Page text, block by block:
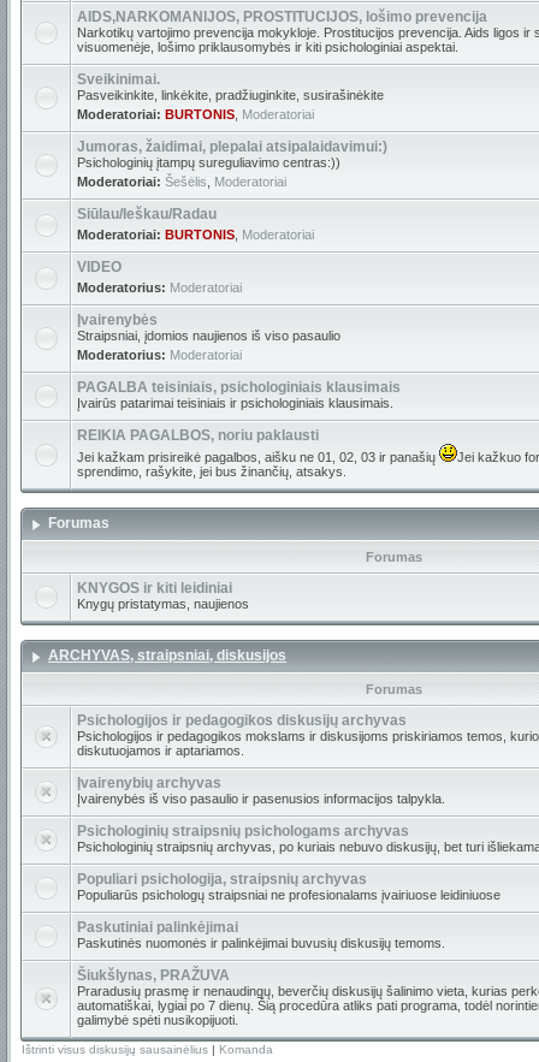
AIDS,NARKOMANIJOS, PROSTITUCIJOS, lošimo prevencija
Narkotikų vartojimo prevencija mokykloje. Prostitucijos prevencija. Aids ligos ir
visuomenėje, lošimo priklausomybės ir kiti psichologiniai aspektai.
Sveikinimai.
Pasveikinkite, linkėkite, pradžiuginkite, susirašinėkite
Moderatoriai: BURTONIS Moderatoriai
Jumoras, žaidimai, plepalai atsipalaidavimui:)
Psichologinių įtampų sureguliavimo centras:))
Moderatoriai: Šešėlis Moderatoriai
Siūlau/Ieškau/Radau
Moderatoriai: BURTONIS Moderatoriai
VIDEO
Moderatorius: Moderatoriai
Įvairenybės
Straipsniai, įdomios naujienos iš viso pasaulio
Moderatorius: Moderatoriai
PAGALBA teisiniais, psichologiniais klausimais
Įvairūs patarimai teisiniais ir psichologiniais klausimais.
REIKIA PAGALBOS, noriu paklausti
Jei kažkam prisireikė pagalbos, aišku ne 01, 02, 03 ir panašių
Jei kažkuo
sprendimo, rašykite, jei bus žinančių, atsakys.
Forumas
Forumas
KNYGOS ir kiti leidiniai
Knygų pristatymas, naujienos
ARCHYVAS, straipsniai, diskusijos
Forumas
Psichologijos ir pedagogikos diskusijų archyvas
Psichologijos ir pedagogikos mokslams ir diskusijoms priskiriamos temos,
diskutuojamos ir aptariamos.
Įvairenybių archyvas
Įvairenybės iš viso pasaulio ir pasenusios informacijos talpykla.
Psichologinių straipsnių psichologams archyvas
Psichologinių straipsnių archyvas, po kuriais nebuvo diskusijų, bet turi
Populiari psichologija, straipsnių archyvas
Populiarūs psichologų straipsniai ne profesionalams įvairiuose leidiniuose
Paskutiniai palinkėjimai
Paskutinės nuomonės ir palinkėjimai buvusių diskusijų temoms.
Šiukšlynas, PRAŽUVA
Praradusių prasmę ir nenaudingų, beverčių diskusijų šalinimo vieta, kurias
automatiškai, lygiai po 7 dienų. Šią procedūra atliks pati programa, todėl
galimybė spėti nusikopijuoti.
Ištrinti visus diskusijų sausainėlius | Komanda